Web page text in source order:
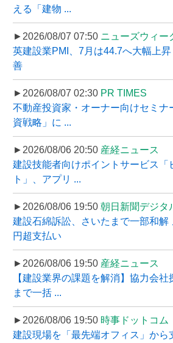
える「建物 ...
►2026/08/07 07:50 ニューズウィー
英建設業PMI、7月は44.7へ大幅上
善
►2026/08/07 02:30 PR TIMES
不動産投資家・オーナー向けセミナ
資戦略」に ...
►2026/08/06 20:50 産経ニュース
建設技能者向けポイントサービス「
ト」、アプリ ...
►2026/08/06 19:50 朝日新聞デジタ
建設石綿訴訟、さいたまで一部和解
円超支払い
►2026/08/06 19:50 産経ニュース
【建設業界の課題を解消】協力会
まで一括 ...
►2026/08/06 19:50 時事ドットコム
建設現場を「最先端オフィス」から